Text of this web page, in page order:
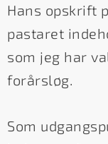
Hans opskrift
pastaret
som jeg har
forårsløg.
Som